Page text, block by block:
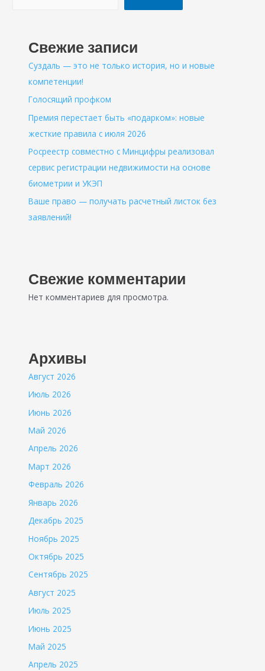
Свежие записи
Суздаль — это не только история, но и новые
компетенции!
Голосящий профком
Премия перестает быть «подарком»: новые
жесткие правила с июля 2026
Росреестр совместно с Минцифры реализовал
сервис регистрации недвижимости на основе
биометрии и УКЭП
Ваше право — получать расчетный листок без
заявлений!
Свежие комментарии
Нет комментариев для просмотра.
Архивы
Август 2026
Июль 2026
Июнь 2026
Май 2026
Апрель 2026
Март 2026
Февраль 2026
Январь 2026
Декабрь 2025
Ноябрь 2025
Октябрь 2025
Сентябрь 2025
Август 2025
Июль 2025
Июнь 2025
Май 2025
Апрель 2025